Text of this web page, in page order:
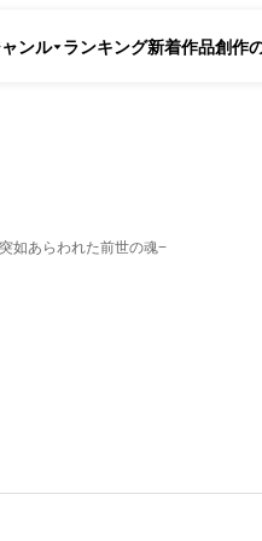
ンル ランキング新着作品創作
如あらわれた前世の魂−